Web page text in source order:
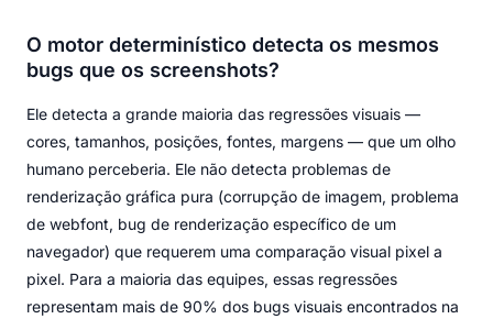
O motor determinístico detecta os mesmos
bugs que os screenshots?
Ele detecta a grande maioria das regressões visuais —
cores, tamanhos, posições, fontes, margens — que um olho
humano perceberia. Ele não detecta problemas de
renderização gráfica pura (corrupção de imagem, problema
de webfont, bug de renderização específico de um
navegador) que requerem uma comparação visual pixel a
pixel. Para a maioria das equipes, essas regressões
representam mais de 90% dos bugs visuais encontrados na